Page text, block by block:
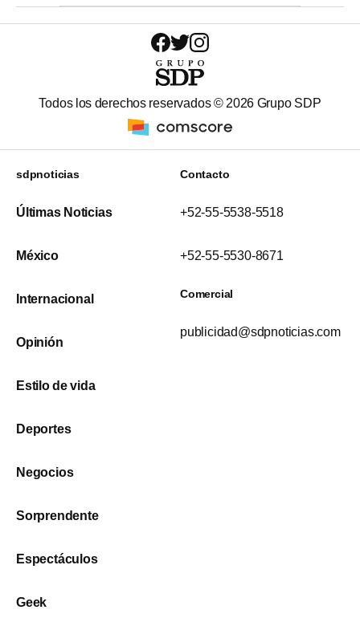
Todos los derechos reservados © 2026 Grupo SDP
sdpnoticias
Últimas Noticias
México
Internacional
Opinión
Estilo de vida
Deportes
Negocios
Sorprendente
Espectáculos
Geek
Contacto
+52-55-5538-5518
+52-55-5530-8671
Comercial
publicidad@sdpnoticias.com